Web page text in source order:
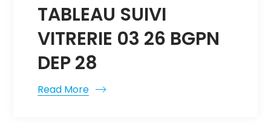
TABLEAU SUIVI
VITRERIE 03 26 BGPN
DEP 28
Read More